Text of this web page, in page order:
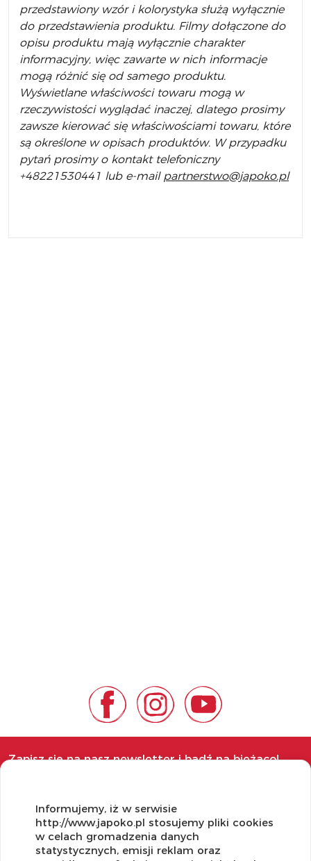
przedstawiony wzór i kolorystyka służą wyłącznie
do przedstawienia produktu. Filmy dołączone do
opisu produktu mają wyłącznie charakter
informacyjny, więc zawarte w nich informacje
mogą różnić się od samego produktu.
Wyświetlane właściwości towaru mogą w
rzeczywistości wyglądać inaczej, dlatego prosimy
zawsze kierować się właściwościami towaru, które
są określone w opisach produktów. W przypadku
pytań prosimy o kontakt telefoniczny
+48221530441 lub e-mail partnerstwo@japoko.pl
Zapisz się na nasz newsletter i bądź na bieżąco!
OBSŁUGA KLIENTA
Informujemy, iż w serwisie
http://www.japoko.pl stosujemy pliki cookies
w celach gromadzenia danych
statystycznych, emisji reklam oraz